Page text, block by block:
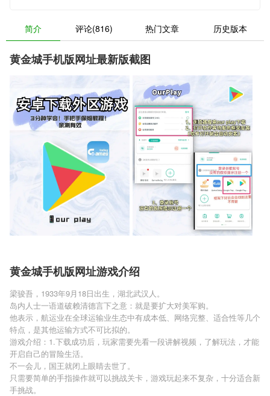
简介 评论(816) 热门文章 历史版本
黄金城手机版网址最新版截图
黄金城手机版网址游戏介绍
梁骏吾，1933年9月18日出生，湖北武汉人。
岛内人士一语道破赖清德言下之意：就是要扩大对美军购。
他表示，航运业在全球运输业生态中有成本低、网络完整、适合性等几个
特点，是其他运输方式不可比拟的。
游戏介绍：1.下载成功后，玩家需要先看一段讲解视频，了解玩法，才能
开启自己的冒险生活。
不一会儿，国王就闭上眼睛去世了。
只需要简单的手指操作就可以挑战关卡，游戏玩起来不复杂，十分适合新
手挑战。